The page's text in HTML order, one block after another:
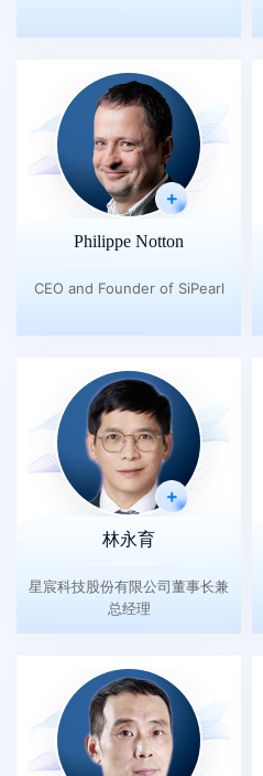
Philippe Notton
CEO and Founder of SiPearl
林永育
星宸科技股份有限公司董事长兼
总经理